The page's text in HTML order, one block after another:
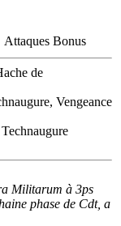
Attaques Bonus
de
Vengeance
Militarum à 3ps
phase de Cdt, a